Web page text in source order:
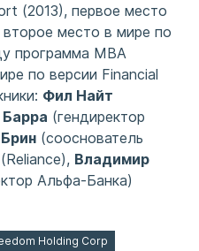
(2013), первое место
второе место в мире по
программа MBA
по версии Financial
Фил Найт
(гендиректор
(сооснователь
(Reliance), Владимир
Альфа-Банка)
Holding Corp